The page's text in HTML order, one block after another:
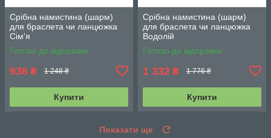
Срібна намистина (шарм)
для браслета чи ланцюжка
Сім'я
Готово до відправки
936 ₴ 1 248 ₴
Купити
Срібна намистина (шарм)
для браслета чи ланцюжка
Водолій
Готово до відправки
1 332 ₴ 1 776 ₴
Купити
Показати ще